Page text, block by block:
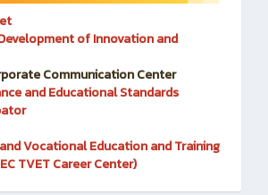
of Innovation and
Communication Center
and Educational Standards
Vocational Education and Training
TVET Career Center)